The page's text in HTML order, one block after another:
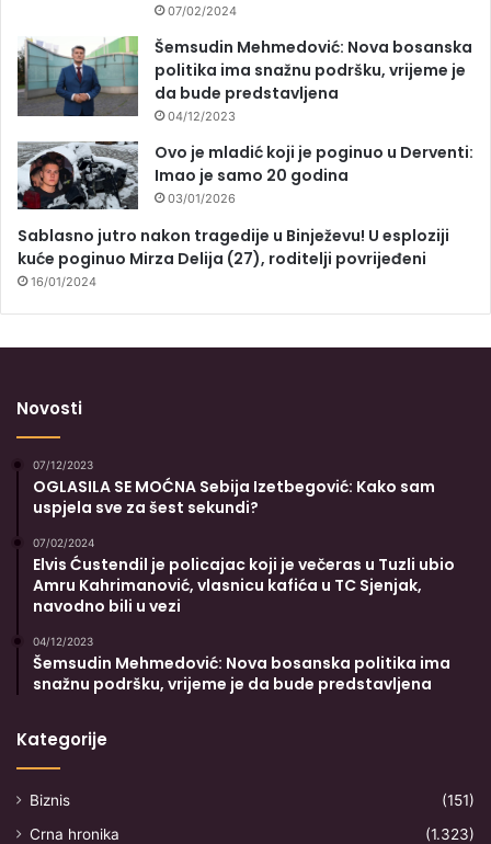
07/02/2024
Šemsudin Mehmedović: Nova bosanska
politika ima snažnu podršku, vrijeme je
da bude predstavljena
04/12/2023
Ovo je mladić koji je poginuo u Derventi:
Imao je samo 20 godina
03/01/2026
Sablasno jutro nakon tragedije u Binježevu! U esploziji
kuće poginuo Mirza Delija (27), roditelji povrijeđeni
16/01/2024
Novosti
07/12/2023
OGLASILA SE MOĆNA Sebija Izetbegović: Kako sam
uspjela sve za šest sekundi?
07/02/2024
Elvis Ćustendil je policajac koji je večeras u Tuzli ubio
Amru Kahrimanović, vlasnicu kafića u TC Sjenjak,
navodno bili u vezi
04/12/2023
Šemsudin Mehmedović: Nova bosanska politika ima
snažnu podršku, vrijeme je da bude predstavljena
Kategorije
Biznis
(151)
Crna hronika
(1.323)